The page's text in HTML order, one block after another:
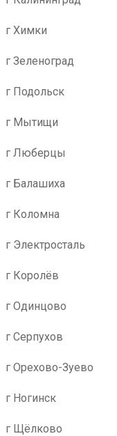
г Химки
г Зеленоград
г Подольск
г Мытищи
г Люберцы
г Балашиха
г Коломна
г Электросталь
г Королёв
г Одинцово
г Серпухов
г Орехово-Зуево
г Ногинск
г Щёлково